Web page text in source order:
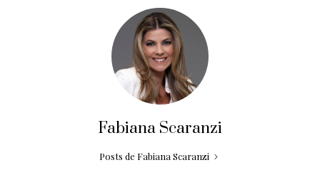
Fabiana Scaranzi
Posts de Fabiana Scaranzi